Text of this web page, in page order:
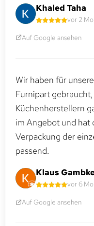
Khaled Taha
vor 2
Auf Google ansehen
Wir haben für
Furnipart
Küchenherstellern
im Angebot und hat
Verpackung der
passend.
Klaus
vor 6
Auf Google ansehen